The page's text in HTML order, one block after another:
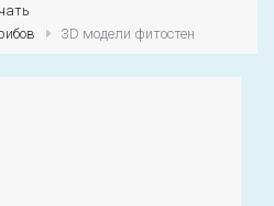
Зарегистрироваться
3D модели фитостен